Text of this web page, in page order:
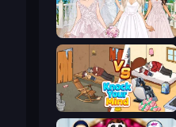
Model Wedding
Knock Your Mind